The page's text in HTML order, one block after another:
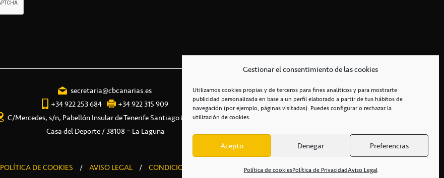
Gestionar el consentimiento de las cookies
Utilizamos cookies propias y de terceros para fines analíticos y para mostrarte
publicidad personalizada en base a un perfil elaborado a partir de tus hábitos de
navegación (por ejemplo, páginas visitadas). Puedes configurar o rechazar la
utilización de cookies.
Acepto Denegar Preferencias
Política de cookiesPolítica de PrivacidadAviso Legal
secretaria@cbcanarias.es
+34 922 253 684
+34 922 315 909
C/Mercedes, s/n, Pabellón Insular de Tenerife Santiago Martín
Casa del Deporte / 38108 – La Laguna
POLÍTICA DE COOKIES / AVISO LEGAL / CONDICIONES COMERCIALES / ACCESIBILIDAD